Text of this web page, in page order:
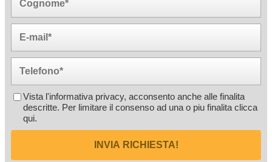
Vista l'informativa privacy, acconsento anche alle finalita
descritte. Per limitare il consenso ad una o piu finalita clicca
qui.
INVIA RICHIESTA!